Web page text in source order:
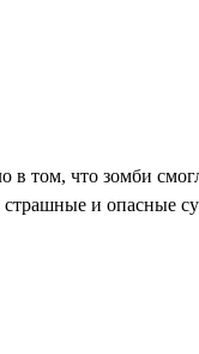
что зомби
и опасные